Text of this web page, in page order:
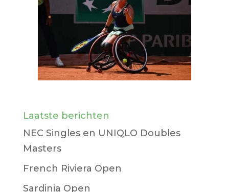
Laatste berichten
NEC Singles en UNIQLO Doubles
Masters
French Riviera Open
Sardinia Open